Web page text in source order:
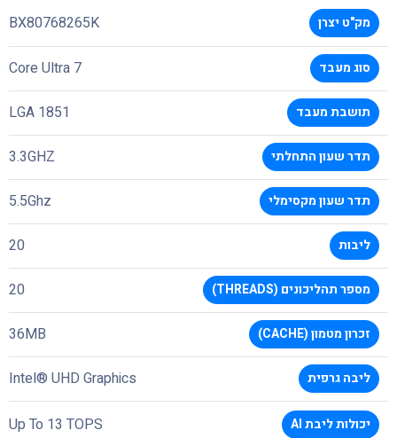
מק"ט יצרן BX80768265K
סוג מעבד Core Ultra 7
תושבת מעבד LGA 1851
תדר שעון התחלתי 3.3GHZ
תדר שעון מקסימלי 5.5Ghz
ליבות 20
מספר תהליכונים (THREADS) 20
זכרון מטמון (CACHE) 36MB
ליבה גרפית Intel® UHD Graphics
יכולות ליבת AI Up To 13 TOPS